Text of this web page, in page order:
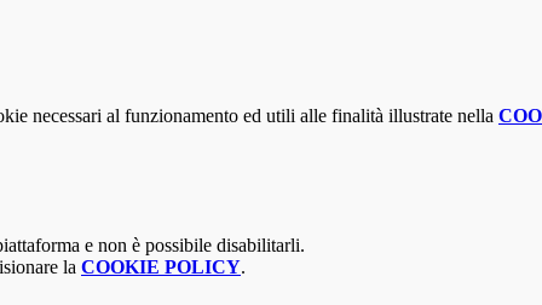
necessari al funzionamento ed utili alle finalità illustrate nella
e non è possibile disabilitarli.
la COOKIE POLICY.